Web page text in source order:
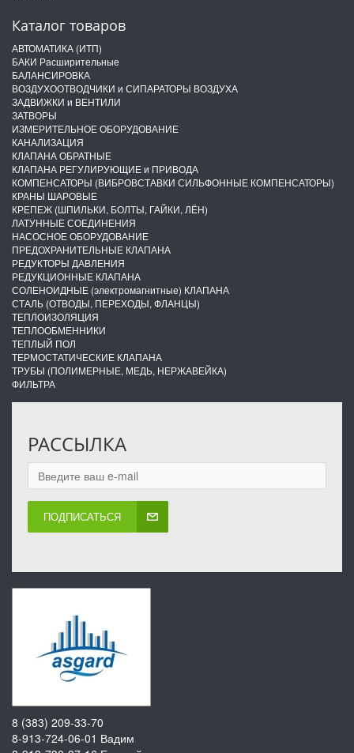
Каталог товаров
АВТОМАТИКА (ИТП)
БАКИ Расширительные
БАЛАНСИРОВКА
ВОЗДУХООТВОДЧИКИ и СИПАРАТОРЫ ВОЗДУХА
ЗАДВИЖКИ и ВЕНТИЛИ
ЗАТВОРЫ
ИЗМЕРИТЕЛЬНОЕ ОБОРУДОВАНИЕ
КАНАЛИЗАЦИЯ
КЛАПАНА ОБРАТНЫЕ
КЛАПАНА РЕГУЛИРУЮЩИЕ и ПРИВОДА
КОМПЕНСАТОРЫ (ВИБРОВСТАВКИ СИЛЬФОННЫЕ КОМПЕНСАТОРЫ)
КРАНЫ ШАРОВЫЕ
КРЕПЕЖ (ШПИЛЬКИ, БОЛТЫ, ГАЙКИ, ЛЁН)
ЛАТУННЫЕ СОЕДИНЕНИЯ
НАСОСНОЕ ОБОРУДОВАНИЕ
ПРЕДОХРАНИТЕЛЬНЫЕ КЛАПАНА
РЕДУКТОРЫ ДАВЛЕНИЯ
РЕДУКЦИОННЫЕ КЛАПАНА
СОЛЕНОИДНЫЕ (электромагнитные) КЛАПАНА
СТАЛЬ (ОТВОДЫ, ПЕРЕХОДЫ, ФЛАНЦЫ)
ТЕПЛОИЗОЛЯЦИЯ
ТЕПЛООБМЕННИКИ
ТЕПЛЫЙ ПОЛ
ТЕРМОСТАТИЧЕСКИЕ КЛАПАНА
ТРУБЫ (ПОЛИМЕРНЫЕ, МЕДЬ, НЕРЖАВЕЙКА)
ФИЛЬТРА
РАССЫЛКА
ПОДПИСАТЬСЯ
8 (383) 209-33-70
8-913-724-06-01 Вадим